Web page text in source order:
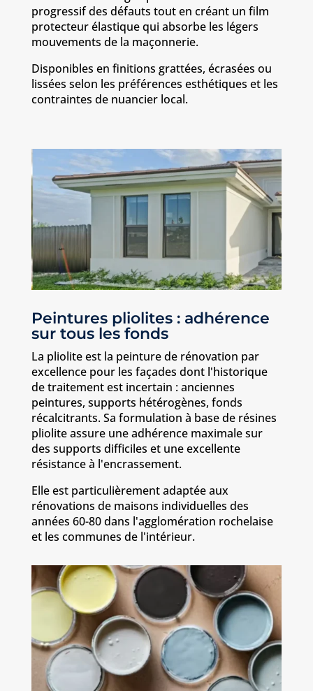
progressif des défauts tout en créant un film
protecteur élastique qui absorbe les légers
mouvements de la maçonnerie.
Disponibles en finitions grattées, écrasées ou
lissées selon les préférences esthétiques et les
contraintes de nuancier local.
Peintures pliolites : adhérence
sur tous les fonds
La pliolite est la peinture de rénovation par
excellence pour les façades dont l'historique
de traitement est incertain : anciennes
peintures, supports hétérogènes, fonds
récalcitrants. Sa formulation à base de résines
pliolite assure une adhérence maximale sur
des supports difficiles et une excellente
résistance à l'encrassement.
Elle est particulièrement adaptée aux
rénovations de maisons individuelles des
années 60-80 dans l'agglomération rochelaise
et les communes de l'intérieur.